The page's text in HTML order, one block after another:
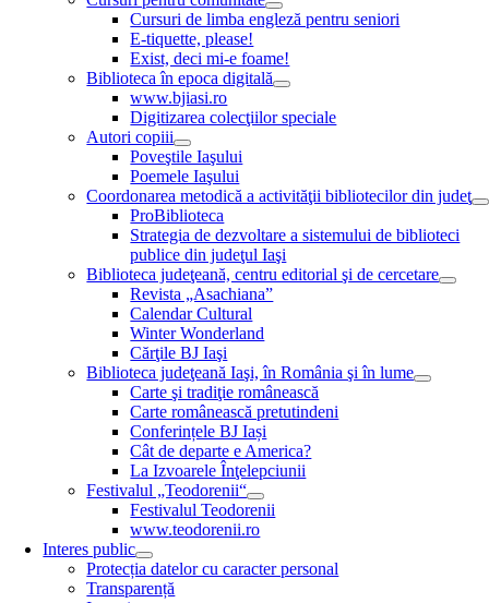
Cursuri de limba engleză pentru seniori
E-tiquette, please!
Exist, deci mi-e foame!
Biblioteca în epoca digitală
www.bjiasi.ro
Digitizarea colecţiilor speciale
Autori copiii
Poveştile Iaşului
Poemele Iaşului
Coordonarea metodică a activităţii bibliotecilor din judeţ
ProBiblioteca
Strategia de dezvoltare a sistemului de biblioteci
publice din judeţul Iaşi
Biblioteca judeţeană, centru editorial şi de cercetare
Revista „Asachiana”
Calendar Cultural
Winter Wonderland
Cărţile BJ Iaşi
Biblioteca judeţeană Iaşi, în România şi în lume
Carte şi tradiţie românească
Carte românească pretutindeni
Conferințele BJ Iași
Cât de departe e America?
La Izvoarele Înţelepciunii
Festivalul „Teodorenii“
Festivalul Teodorenii
www.teodorenii.ro
Interes public
Protecția datelor cu caracter personal
Transparență